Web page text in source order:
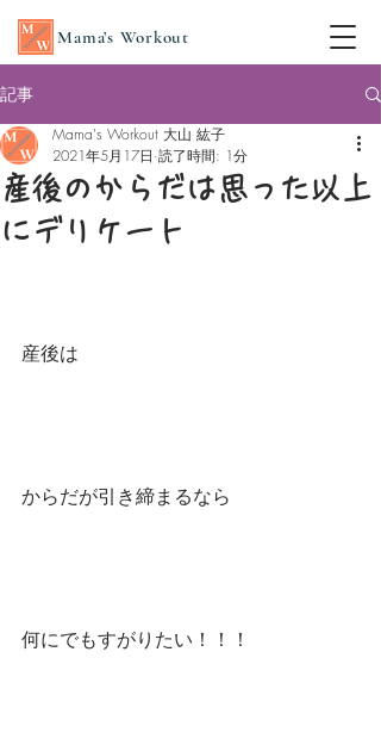
Mama’s Workout
記事
産後のからだは思った以上
にデリケート
Mama's Workout 大山 紘子
2021年5月17日 読了時間: 1分
産後は
からだが引き締まるなら
何にでもすがりたい！！！